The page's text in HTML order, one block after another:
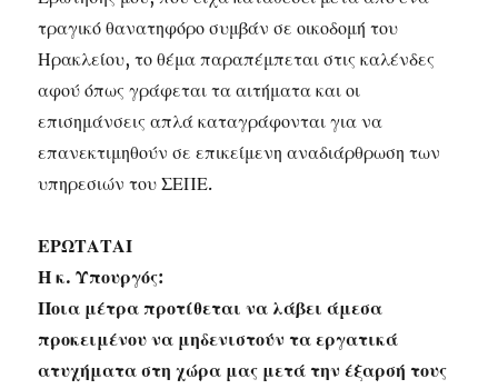
τραγικό θανατηφόρο συμβάν σε οικοδομή του
Ηρακλείου, το θέμα παραπέμπεται στις καλένδες
αφού όπως γράφεται τα αιτήματα και οι
επισημάνσεις απλά καταγράφονται για να
επανεκτιμηθούν σε επικείμενη αναδιάρθρωση των
υπηρεσιών του ΣΕΠΕ.
ΕΡΩΤΑΤΑΙ
Η κ. Υπουργός:
Ποια μέτρα προτίθεται να λάβει άμεσα
προκειμένου να μηδενιστούν τα εργατικά
ατυχήματα στη χώρα μας μετά την έξαρσή τους